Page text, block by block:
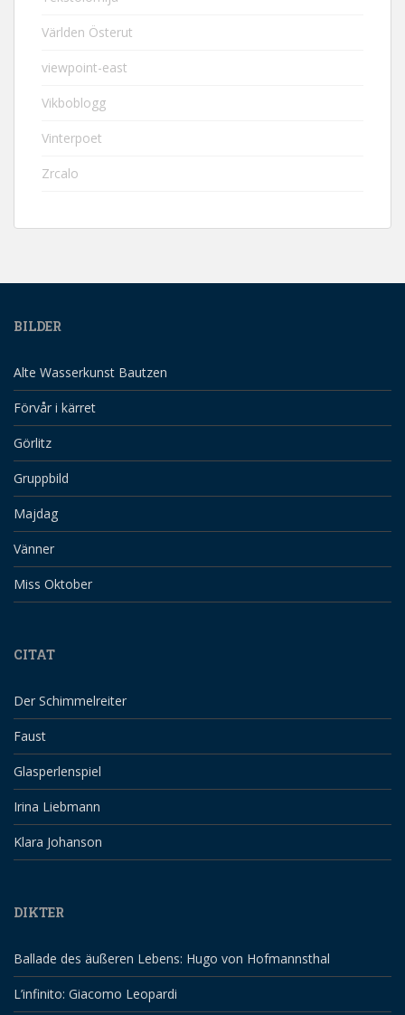
Världen Österut
viewpoint-east
Vikboblogg
Vinterpoet
Zrcalo
BILDER
Alte Wasserkunst Bautzen
Förvår i kärret
Görlitz
Gruppbild
Majdag
Vänner
Miss Oktober
CITAT
Der Schimmelreiter
Faust
Glasperlenspiel
Irina Liebmann
Klara Johanson
DIKTER
Ballade des äußeren Lebens: Hugo von Hofmannsthal
L’infinito: Giacomo Leopardi